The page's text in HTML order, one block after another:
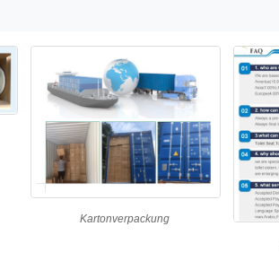
Kartonverpackung